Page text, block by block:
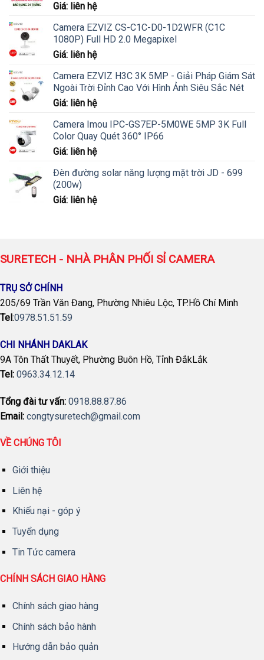
Giá: liên hệ
Camera EZVIZ CS-C1C-D0-1D2WFR (C1C
1080P) Full HD 2.0 Megapixel
Giá: liên hệ
Camera EZVIZ H3C 3K 5MP - Giải Pháp Giám Sát
Ngoài Trời Đỉnh Cao Với Hình Ảnh Siêu Sắc Nét
Giá: liên hệ
Camera Imou IPC-GS7EP-5M0WE 5MP 3K Full
Color Quay Quét 360° IP66
Giá: liên hệ
Đèn đường solar năng lượng mặt trời JD - 699
(200w)
Giá: liên hệ
SURETECH - NHÀ PHÂN PHỐI SỈ CAMERA
TRỤ SỞ CHÍNH
205/69 Trần Văn Đang, Phường Nhiêu Lộc, TP.Hồ Chí Minh
Tel:0978.51.51.59
CHI NHÁNH DAKLAK
9A Tôn Thất Thuyết, Phường Buôn Hồ, Tỉnh ĐắkLắk
Tel: 0963.34.12.14
Tổng đài tư vấn: 0918.88.87.86
Email: congtysuretech@gmail.com
VỀ CHÚNG TÔI
Giới thiệu
Liên hệ
Khiếu nại - góp ý
Tuyển dụng
Tin Tức camera
CHÍNH SÁCH GIAO HÀNG
Chính sách giao hàng
Chính sách bảo hành
Hướng dẫn bảo quản